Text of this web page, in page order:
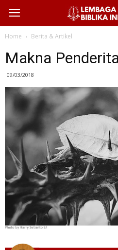
Home Berita & Artikel
Makna
09/03/2018